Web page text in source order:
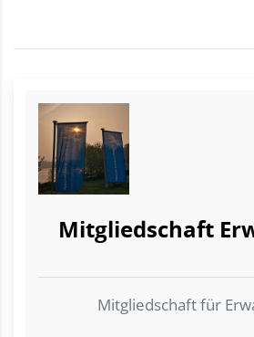
Mitgliedschaft
Mitgliedschaft für